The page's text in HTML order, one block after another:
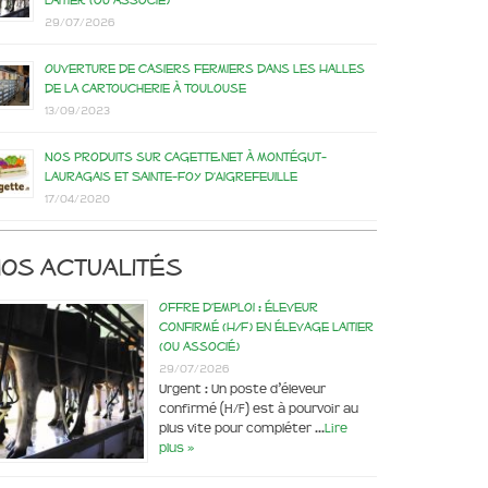
29/07/2026
Ouverture de casiers fermiers dans les Halles
de la Cartoucherie à Toulouse
13/09/2023
Nos produits sur Cagette.net à Montégut-
Lauragais et Sainte-Foy d’Aigrefeuille
17/04/2020
actualités
Offre d’emploi : éleveur
confirmé (H/F) en élevage laitier
(ou associé)
29/07/2026
Urgent : Un poste d’éleveur
confirmé (H/F) est à pourvoir au
plus vite pour compléter …Lire
plus »